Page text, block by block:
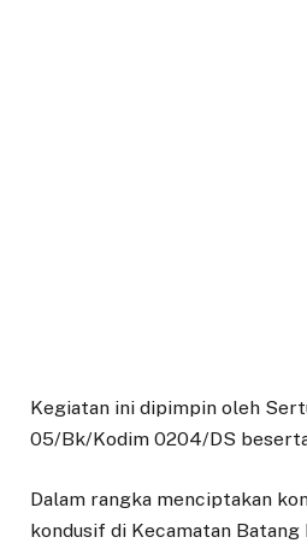
Kegiatan ini dipimpin oleh
05/Bk/Kodim 0204/DS
Dalam rangka menciptakan
kondusif di Kecamatan